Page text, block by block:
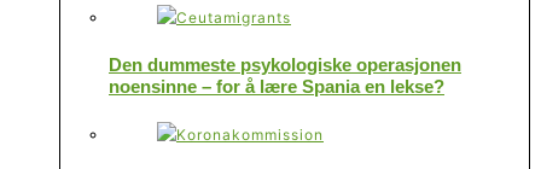
Den dummeste psykologiske operasjonen
noensinne – for å lære Spania en lekse?